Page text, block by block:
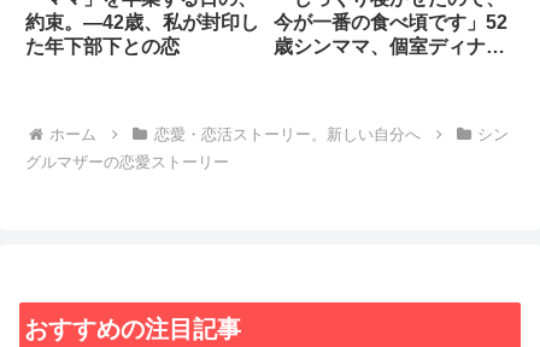
約束。―42歳、私が封印し
た年下部下との恋
今が一番の食べ頃です」52
歳シンママ、個室ディナー
ホーム 恋愛・恋活ストーリー。新しい自分へ
シン
グルマザーの恋愛ストーリー
おすすめの注目記事